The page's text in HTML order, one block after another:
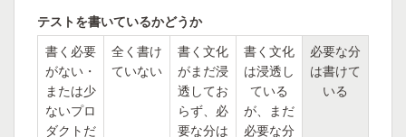
テストを書いているかどうか
書く必要
がない・
または少
ないプロ
ダクトだ
全く書け
ていない
書く文化
がまだ浸
透してお
らず、必
要な分は
書く文化
は浸透し
ている
が、まだ
必要な分
必要な分
は書けて
いる